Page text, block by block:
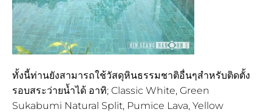
ทั้งนี้ท่านยังสามารถใช้วัสดุหินธรรมชาติอื่นๆสำหรับติดตั้ง
รอบสระว่ายน้ำได้ อาทิ; Classic White, Green
Sukabumi Natural Split, Pumice Lava, Yellow